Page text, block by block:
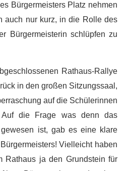
Bürgermeisters Platz nehmen
auch nur kurz, in die Rolle des
Bürgermeisterin schlüpfen zu
Rathaus-Rallye
in den großen Sitzungssaal,
auf die Schülerinnen
Auf die Frage was denn das
ist, gab es eine klare
Vielleicht haben
Rathaus ja den Grundstein für